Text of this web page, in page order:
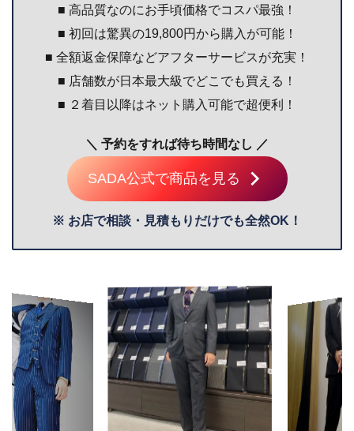
■ 高品質なのにお手頃価格でコスパ最強！
■ 初回は驚異の19,800円から購入が可能！
■ 全額返金保障などアフターサービスが充実！
■ 店舗数が日本最大級でどこでも買える！
■ ２着目以降はネット購入可能で超便利！
＼ 予約をすれば待ち時間なし ／
SADA公式で商品を見る
※ お店で相談・見積もりだけでも全然OK！